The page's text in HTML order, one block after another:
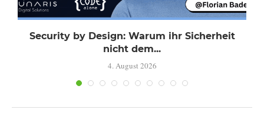
Security by Design: Warum ihr Sicherheit
nicht dem...
4. August 2026